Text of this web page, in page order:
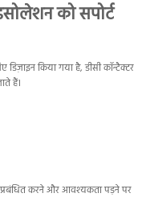
को सपोर्ट
किया गया है, डीसी कॉन्टैक्टर
हैं।
प्रबंधित करने और आवश्यकता पड़ने पर